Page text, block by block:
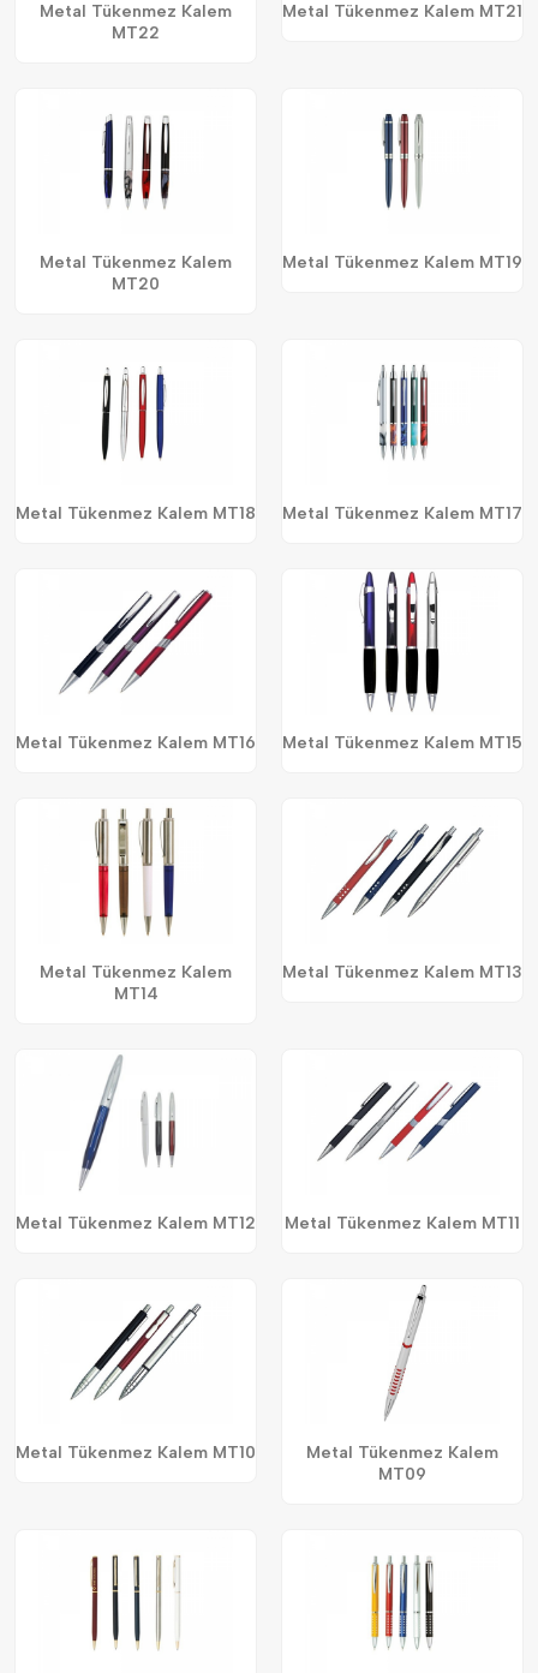
Metal Tükenmez Kalem
MT22
Metal Tükenmez Kalem MT21
Metal Tükenmez Kalem
MT20
Metal Tükenmez Kalem MT19
Metal Tükenmez Kalem MT18 Metal Tükenmez Kalem MT17
Metal Tükenmez Kalem MT16 Metal Tükenmez Kalem MT15
Metal Tükenmez Kalem
MT14
Metal Tükenmez Kalem MT13
Metal Tükenmez Kalem MT12 Metal Tükenmez Kalem MT11
Metal Tükenmez Kalem MT10
Metal Tükenmez Kalem
MT09